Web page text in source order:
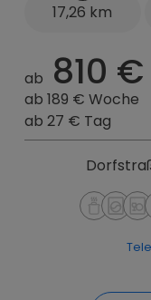
17,26 km
ab 810 €
ab 189 € Woche
ab 27 € Tag